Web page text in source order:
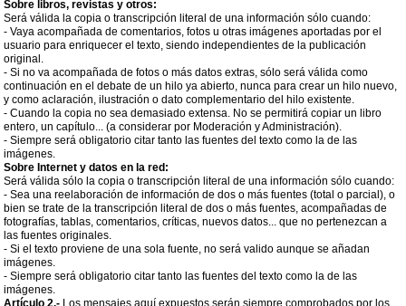
Sobre libros, revistas y otros:
Será válida la copia o transcripción literal de una información sólo cuando:
- Vaya acompañada de comentarios, fotos u otras imágenes aportadas por el
usuario para enriquecer el texto, siendo independientes de la publicación
original.
- Si no va acompañada de fotos o más datos extras, sólo será válida como
continuación en el debate de un hilo ya abierto, nunca para crear un hilo nuevo,
y como aclaración, ilustración o dato complementario del hilo existente.
- Cuando la copia no sea demasiado extensa. No se permitirá copiar un libro
entero, un capítulo... (a considerar por Moderación y Administración).
- Siempre será obligatorio citar tanto las fuentes del texto como la de las
imágenes.
Sobre Internet y datos en la red:
Será válida sólo la copia o transcripción literal de una información sólo cuando:
- Sea una reelaboración de información de dos o más fuentes (total o parcial), o
bien se trate de la transcripción literal de dos o más fuentes, acompañadas de
fotografías, tablas, comentarios, críticas, nuevos datos... que no pertenezcan a
las fuentes originales.
- Si el texto proviene de una sola fuente, no será valido aunque se añadan
imágenes.
- Siempre será obligatorio citar tanto las fuentes del texto como la de las
imágenes.
Artículo 2.- Los mensajes aquí expuestos serán siempre comprobados por los